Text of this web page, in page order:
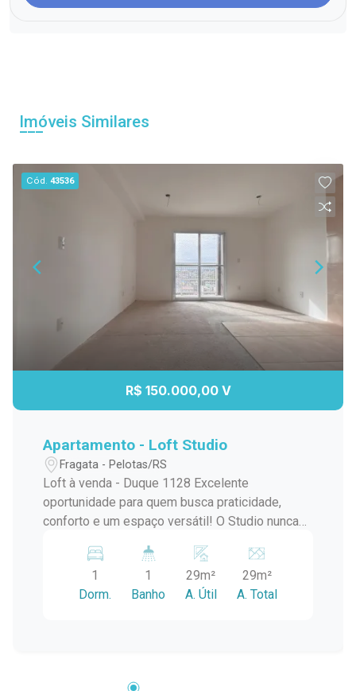
Imóveis Similares
Cód.43536
R$ 150.000,00 V
Apartamento - Loft Studio
Fragata - Pelotas/RS
Loft à venda - Duque 1128 Excelente
oportunidade para quem busca praticidade,
conforto e um espaço versátil! O Studio nunca
construtora. Ótimo para investidores para Airbnb
Características do imóvel: Loft moderno e
funcional Churrasqueira - ideal para momentos
1
Dorm.
1
Banho
29m²
A. Útil
29m²
A. Total